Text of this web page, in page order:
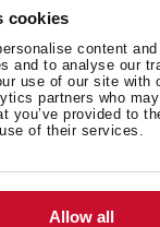
cookies
content
and to analyse our
use of our site with
partners who
you’ve provided to
of their services.
Allow all
de
cosa dulce que
220 gr deharina
sobre de
derretida y un